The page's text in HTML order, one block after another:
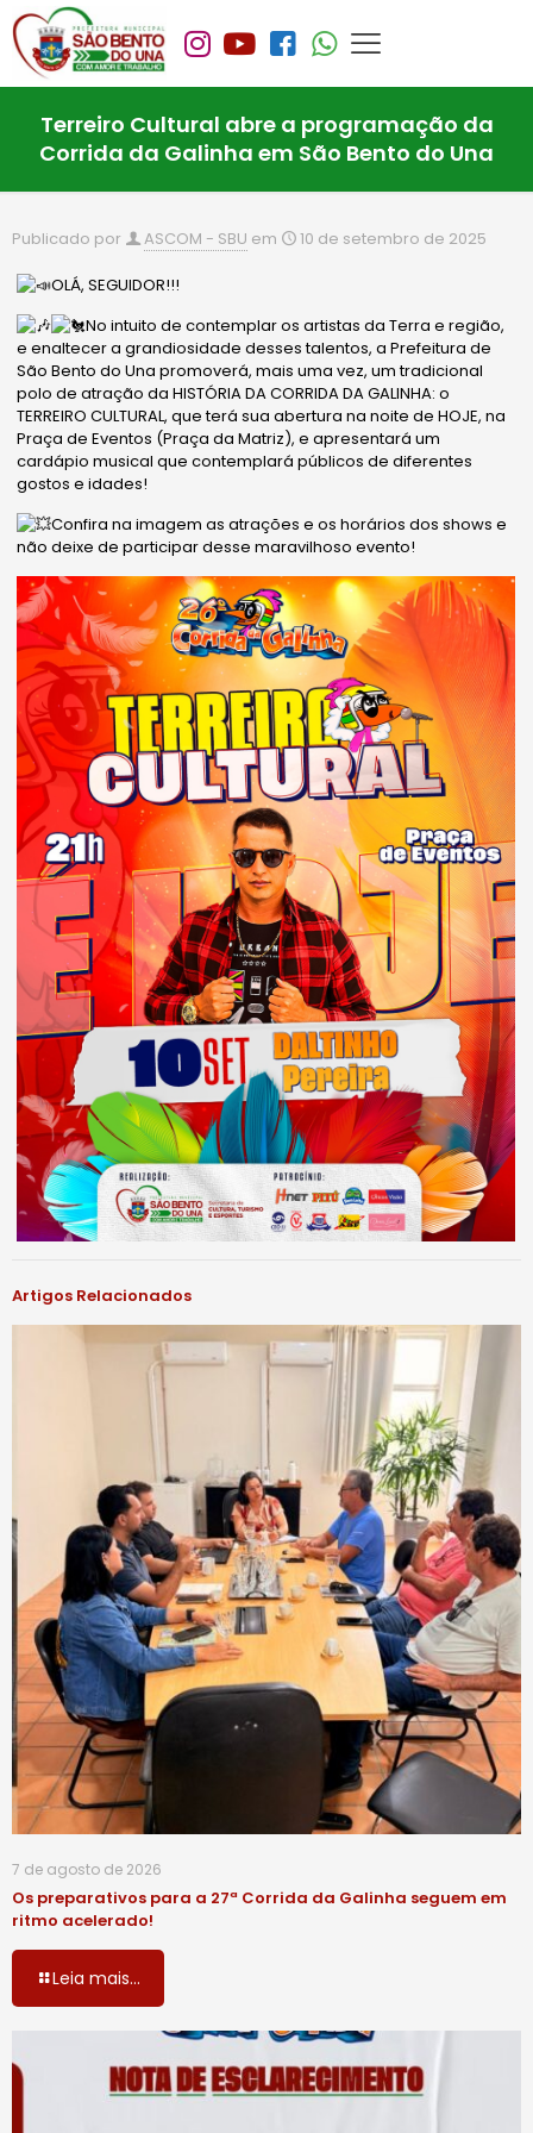
Terreiro Cultural abre a programação da
Corrida da Galinha em São Bento do Una
Publicado por ASCOM - SBU em 10 de setembro de 2025
OLÁ, SEGUIDOR!!!
No intuito de contemplar os artistas da Terra e região,
e enaltecer a grandiosidade desses talentos, a Prefeitura de
São Bento do Una promoverá, mais uma vez, um tradicional
polo de atração da HISTÓRIA DA CORRIDA DA GALINHA: o
TERREIRO CULTURAL, que terá sua abertura na noite de HOJE, na
Praça de Eventos (Praça da Matriz), e apresentará um
cardápio musical que contemplará públicos de diferentes
gostos e idades!
Confira na imagem as atrações e os horários dos shows e
não deixe de participar desse maravilhoso evento!
Artigos Relacionados
7 de agosto de 2026
Os preparativos para a 27ª Corrida da Galinha seguem em
ritmo acelerado!
Leia mais...